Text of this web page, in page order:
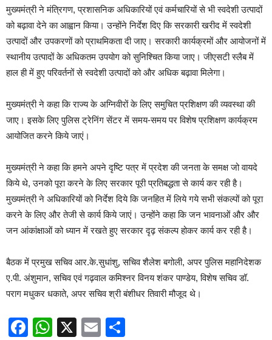
मुख्यमंत्री ने मंत्रिगण, प्रशासनिक अधिकारियों एवं कर्मचारियों से भी स्वदेशी उत्पादों
को बढ़ावा देने का आह्वान किया। उन्होंने निर्देश दिए कि सरकारी खरीद में स्वदेशी
उत्पादों और उपकरणों को प्राथमिकता दी जाए। सरकारी कार्यक्रमों और आयोजनों में
स्थानीय उत्पादों के अधिकतम उपयोग को सुनिश्चित किया जाए। जीएसटी स्लैब में
हाल ही में हुए परिवर्तनों से स्वदेशी उत्पादों को और अधिक बढ़ावा मिलेगा।
मुख्यमंत्री ने कहा कि राज्य के अग्निवीरों के लिए समुचित प्रशिक्षण की व्यवस्था की
जाए। इसके लिए पुलिस ट्रेनिंग सेंटर में समय-समय पर विशेष प्रशिक्षण कार्यक्रम
आयोजित करने किये जाएं।
मुख्यमंत्री ने कहा कि हमने अपने दृष्टि पत्र में प्रदेश की जनता के समक्ष जो वायदे
किये थे, उनको पूरा करने के लिए सरकार पूरी प्रतिबद्धता से कार्य कर रही है।
मुख्यमंत्री ने अधिकारियों को निर्देश दिये कि जनहित में लिये गये सभी संकल्पों को पूरा
करने के लिए और तेजी से कार्य किये जाएं। उन्होंने कहा कि जन भावनाओं और और
जन आंकांक्षाओं को ध्यान में रखते हुए सरकार दृढ़ संकल्प होकर कार्य कर रही है।
बैठक में प्रमुख सचिव आर.के.सुधांशु, सचिव शैलेश बगोली, अपर पुलिस महानिदेशक
ए.पी. अंशुमान, सचिव एवं गढ़वाल कमिश्नर विनय शंकर पाण्डेय, विशेष सचिव डॉ.
पराग मधुकर धकाते, अपर सचिव श्री बंशीधर तिवारी मौजूद थे।
Facebook
WhatsApp
X Email